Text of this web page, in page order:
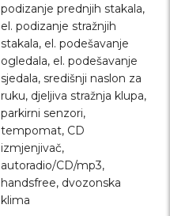
podizanje prednjih stakala,
el. podizanje stražnjih
stakala, el. podešavanje
ogledala, el. podešavanje
sjedala, središnji naslon za
ruku, djeljiva stražnja klupa,
parkirni senzori,
tempomat, CD
izmjenjivač,
autoradio/CD/mp3,
handsfree, dvozonska
klima